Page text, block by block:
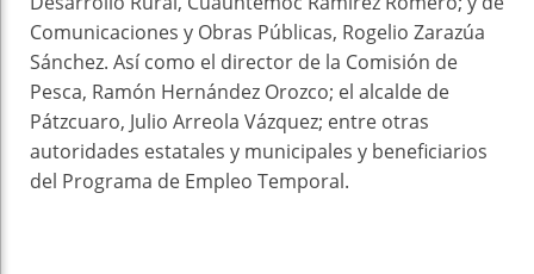
Comunicaciones y Obras Públicas, Rogelio Zarazúa
Sánchez. Así como el director de la Comisión de
Pesca, Ramón Hernández Orozco; el alcalde de
Pátzcuaro, Julio Arreola Vázquez; entre otras
autoridades estatales y municipales y beneficiarios
del Programa de Empleo Temporal.